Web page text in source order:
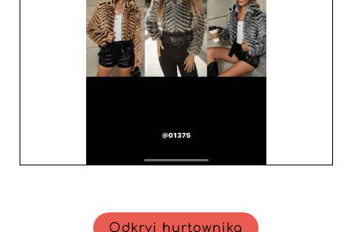
Cest_Monique masz pewność, że oferujesz to, co
najlepsze we włoskiej modzie, wraz z imponującą
efektywnością logistyczną i stałą dbałością o
doskonałość. Nawiąż współpracę z Cest_Monique i
wynieś swoją firmę na wyższy poziom, w pełni
zaspokajając oczekiwania klientek.
Odkryj hurtownika